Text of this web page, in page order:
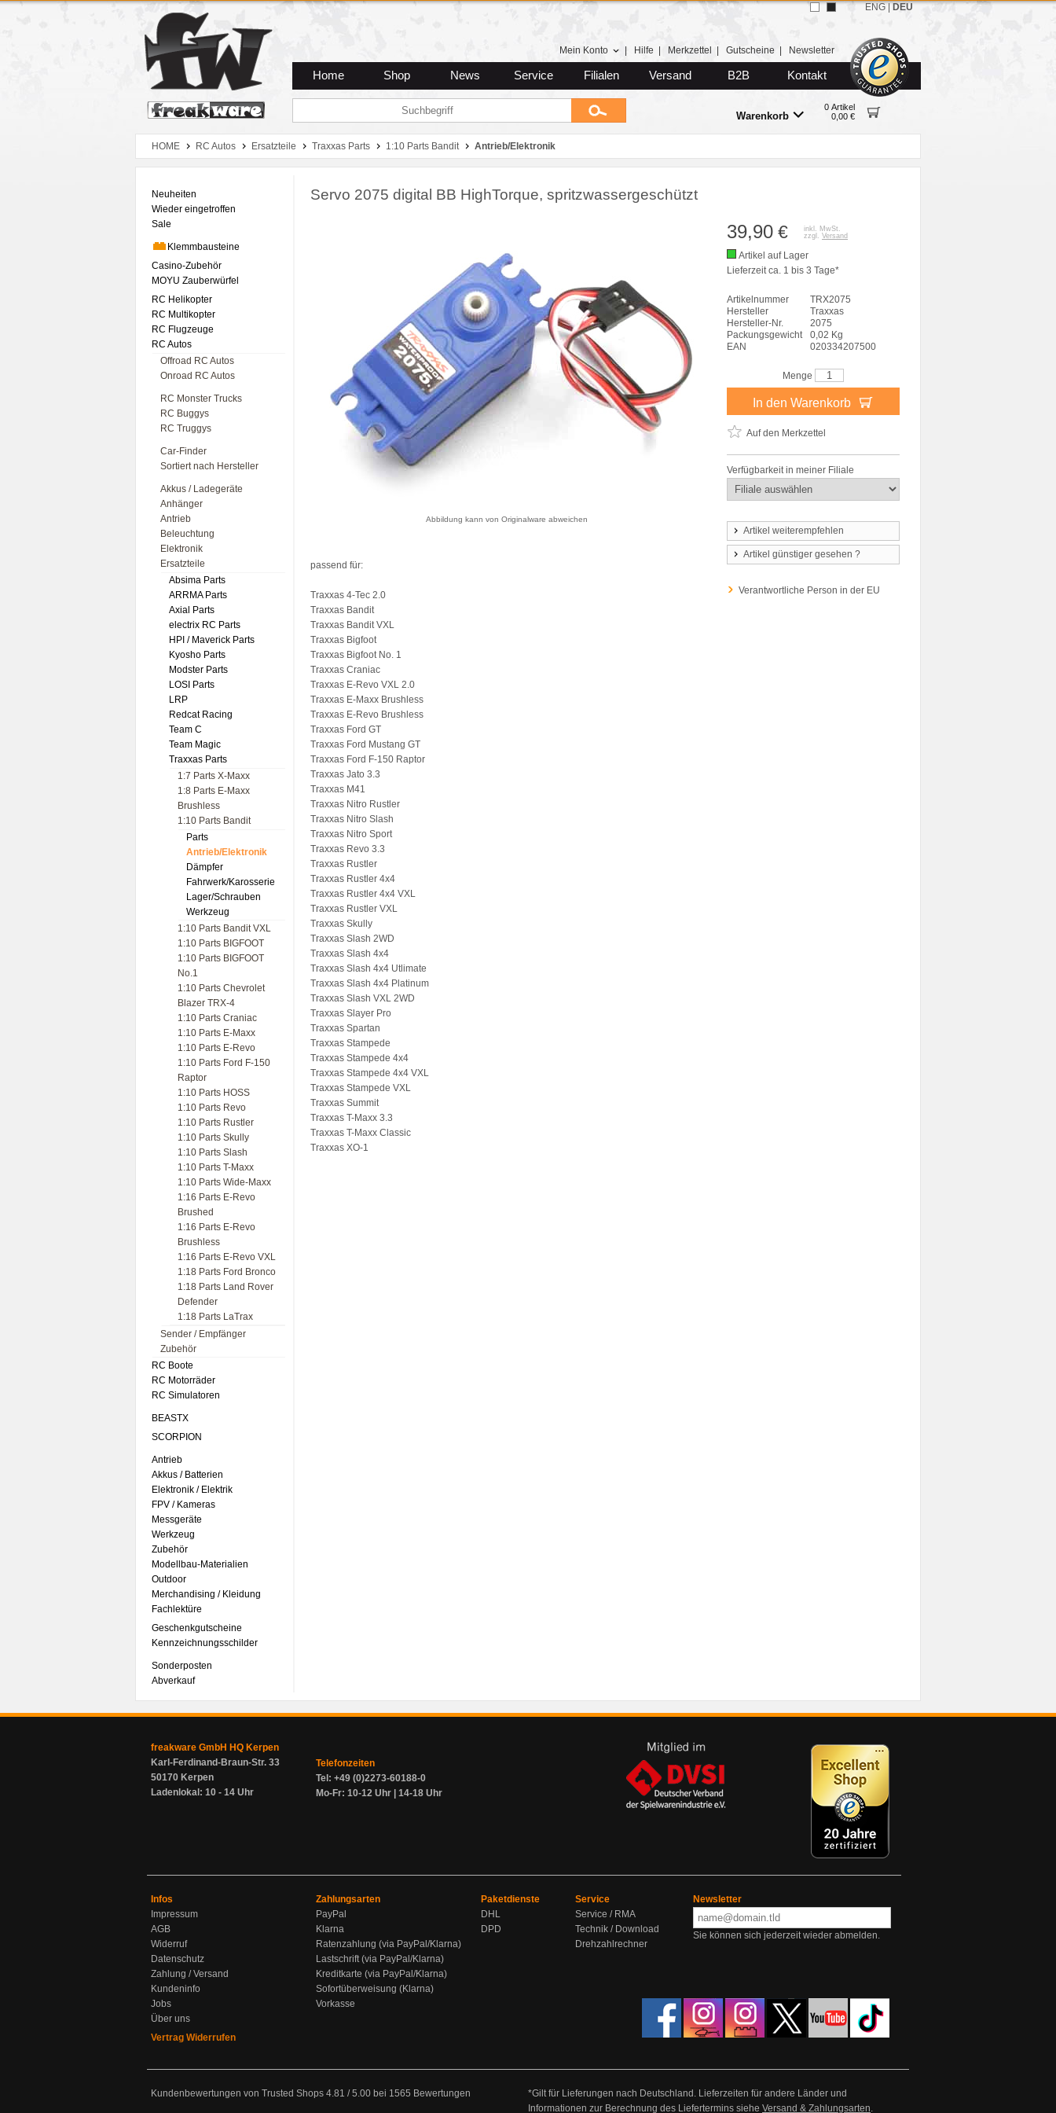
Zum Hauptmenue
Zum Seiteninhalt
Zum Warenkob
Mein Konto Hilfe Merkzettel Gutscheine Newsletter
Home Shop News Service Filialen Versand B2B Kontakt
Warenkorb
0 Artikel
0,00 €
ENG DEU
HOME RC Autos Ersatzteile Traxxas Parts 1:10 Parts Bandit Antrieb/Elektronik
Neuheiten
Wieder eingetroffen
Sale
Klemmbausteine
Casino-Zubehör
MOYU Zauberwürfel
RC Helikopter
RC Multikopter
RC Flugzeuge
RC Autos
Offroad RC Autos
Onroad RC Autos
RC Monster Trucks
RC Buggys
RC Truggys
Car-Finder
Sortiert nach Hersteller
Akkus / Ladegeräte
Anhänger
Antrieb
Beleuchtung
Elektronik
Ersatzteile
Absima Parts
ARRMA Parts
Axial Parts
electrix RC Parts
HPI / Maverick Parts
Kyosho Parts
Modster Parts
LOSI Parts
LRP
Redcat Racing
Team C
Team Magic
Traxxas Parts
1:7 Parts X-Maxx
1:8 Parts E-Maxx
Brushless
1:10 Parts Bandit
Parts
Antrieb/Elektronik
Dämpfer
Fahrwerk/Karosserie
Lager/Schrauben
Werkzeug
1:10 Parts Bandit VXL
1:10 Parts BIGFOOT
1:10 Parts BIGFOOT
No.1
1:10 Parts Chevrolet
Blazer TRX-4
1:10 Parts Craniac
1:10 Parts E-Maxx
1:10 Parts E-Revo
1:10 Parts Ford F-150
Raptor
1:10 Parts HOSS
1:10 Parts Revo
1:10 Parts Rustler
1:10 Parts Skully
1:10 Parts Slash
1:10 Parts T-Maxx
1:10 Parts Wide-Maxx
1:16 Parts E-Revo
Brushed
1:16 Parts E-Revo
Brushless
1:16 Parts E-Revo VXL
1:18 Parts Ford Bronco
1:18 Parts Land Rover
Defender
1:18 Parts LaTrax
Sender / Empfänger
Zubehör
RC Boote
RC Motorräder
RC Simulatoren
BEASTX
SCORPION
Antrieb
Akkus / Batterien
Elektronik / Elektrik
FPV / Kameras
Messgeräte
Werkzeug
Zubehör
Modellbau-Materialien
Outdoor
Merchandising / Kleidung
Fachlektüre
Geschenkgutscheine
Kennzeichnungsschilder
Sonderposten
Abverkauf
Servo 2075 digital BB HighTorque, spritzwassergeschützt
Abbildung kann von Originalware abweichen
passend für:
Traxxas 4-Tec 2.0
Traxxas Bandit
Traxxas Bandit VXL
Traxxas Bigfoot
Traxxas Bigfoot No. 1
Traxxas Craniac
Traxxas E-Revo VXL 2.0
Traxxas E-Maxx Brushless
Traxxas E-Revo Brushless
Traxxas Ford GT
Traxxas Ford Mustang GT
Traxxas Ford F-150 Raptor
Traxxas Jato 3.3
Traxxas M41
Traxxas Nitro Rustler
Traxxas Nitro Slash
Traxxas Nitro Sport
Traxxas Revo 3.3
Traxxas Rustler
Traxxas Rustler 4x4
Traxxas Rustler 4x4 VXL
Traxxas Rustler VXL
Traxxas Skully
Traxxas Slash 2WD
Traxxas Slash 4x4
Traxxas Slash 4x4 Utlimate
Traxxas Slash 4x4 Platinum
Traxxas Slash VXL 2WD
Traxxas Slayer Pro
Traxxas Spartan
Traxxas Stampede
Traxxas Stampede 4x4
Traxxas Stampede 4x4 VXL
Traxxas Stampede VXL
Traxxas Summit
Traxxas T-Maxx 3.3
Traxxas T-Maxx Classic
Traxxas XO-1
39,90 €
inkl. MwSt.
zzgl. Versand
Artikel auf Lager
Lieferzeit ca. 1 bis 3 Tage*
Artikelnummer
TRX2075
Hersteller
Traxxas
Hersteller-Nr.
2075
Packungsgewicht
0,02 Kg
EAN
020334207500
Menge
In den Warenkorb
Auf den Merkzettel
Verfügbarkeit in meiner Filiale
Artikel weiterempfehlen
Artikel günstiger gesehen ?
Verantwortliche Person in der EU
freakware GmbH HQ Kerpen
Karl-Ferdinand-Braun-Str. 33
50170 Kerpen
Ladenlokal: 10 - 14 Uhr
Telefonzeiten
Tel: +49 (0)2273-60188-0
Mo-Fr: 10-12 Uhr | 14-18 Uhr
Infos
Impressum
AGB
Widerruf
Datenschutz
Zahlung / Versand
Kundeninfo
Jobs
Über uns
Vertrag Widerrufen
Zahlungsarten
PayPal
Klarna
Ratenzahlung (via PayPal/Klarna)
Lastschrift (via PayPal/Klarna)
Kreditkarte (via PayPal/Klarna)
Sofortüberweisung (Klarna)
Vorkasse
Paketdienste
DHL
DPD
Service
Service / RMA
Technik / Download
Drehzahlrechner
Newsletter
Sie können sich jederzeit wieder abmelden.
Kundenbewertungen von Trusted Shops 4.81 /5.00 bei 1565 Bewertungen
*Gilt für Lieferungen nach Deutschland. Lieferzeiten für andere Länder und
Informationen zur Berechnung des Liefertermins siehe Versand & Zahlungsarten.